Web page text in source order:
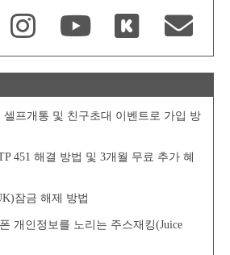
프개통 및 친구초대 이벤트로 가입 방
451 해결 방법 및 3개월 무료 추가 혜
잠금 해제 방법
개인정보를 노리는 주스재킹(Juice